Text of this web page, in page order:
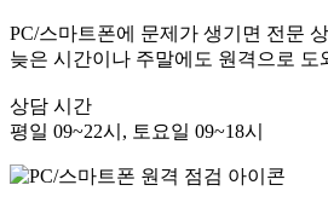
PC/스마트폰에 문제가 생기면 전문 상
늦은 시간이나 주말에도 원격으로 도
상담 시간
평일 09~22시, 토요일 09~18시